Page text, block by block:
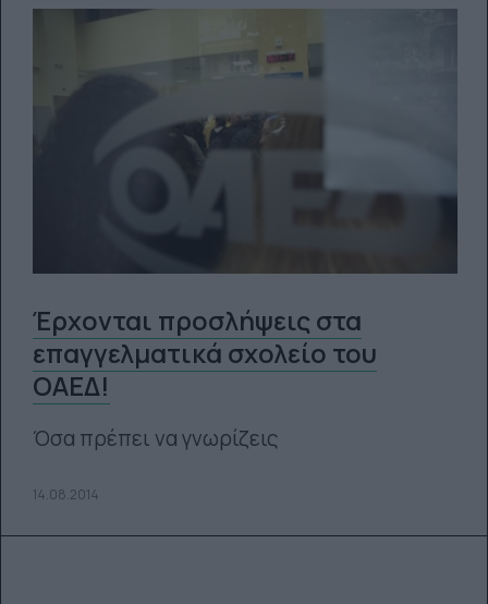
Έρχονται προσλήψεις στα
επαγγελματικά σχολείο του
ΟΑΕΔ!
Όσα πρέπει να γνωρίζεις
14.08.2014